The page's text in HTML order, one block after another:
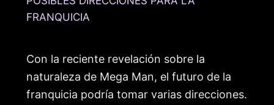
FRANQUICIA
Con la reciente revelación sobre la
naturaleza de Mega Man, el futuro de la
franquicia podría tomar varias direcciones.